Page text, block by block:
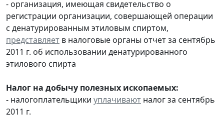
- организация, имеющая свидетельство о
регистрации организации, совершающей операции
с денатурированным этиловым спиртом,
представляет в налоговые органы отчет за сентябрь
2011 г. об использовании денатурированного
этилового спирта
Налог на добычу полезных ископаемых:
- налогоплательщики уплачивают налог за сентябрь
2011 г.